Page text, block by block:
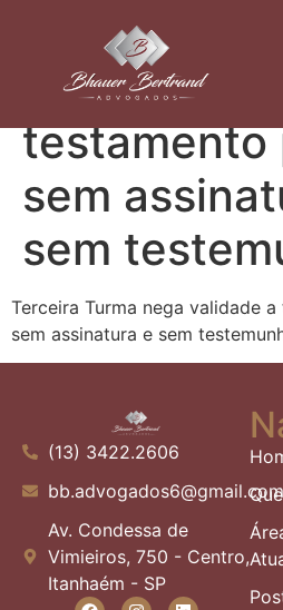
Terceira
validade a
testamento
sem
sem
Terceira Turma nega validade
sem assinatura e sem
(13) 3422.2606
bb.advogados6@gmail.com
Av. Condessa de
Vimieiros, 750 - Centro,
Itanhaém - SP